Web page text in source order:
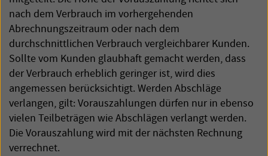
nach dem Verbrauch im vorhergehenden
Abrechnungszeitraum oder nach dem
durchschnittlichen Verbrauch vergleichbarer Kunden.
Sollte vom Kunden glaubhaft gemacht werden, dass
der Verbrauch erheblich geringer ist, wird dies
angemessen berücksichtigt. Werden Abschläge
verlangen, gilt: Vorauszahlungen dürfen nur in ebenso
vielen Teilbeträgen wie Abschlägen verlangt werden.
Die Vorauszahlung wird mit der nächsten Rechnung
verrechnet.